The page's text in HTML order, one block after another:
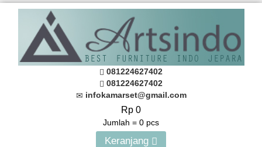
081224627402
081224627402
infokamarset@gmail.com
Rp 0
Jumlah = 0 pcs
Keranjang